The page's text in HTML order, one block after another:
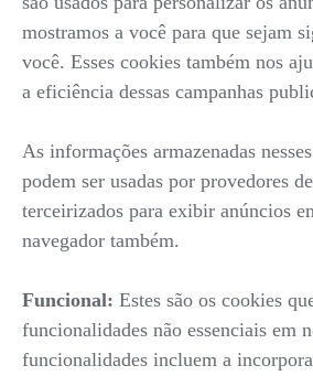
mostramos a você para que sejam
você. Esses cookies também nos
a eficiência dessas campanhas
As informações armazenadas
podem ser usadas por provedores
terceirizados para exibir anúncios
navegador também.
Funcional: Estes são os cookies
funcionalidades não essenciais em
funcionalidades incluem a